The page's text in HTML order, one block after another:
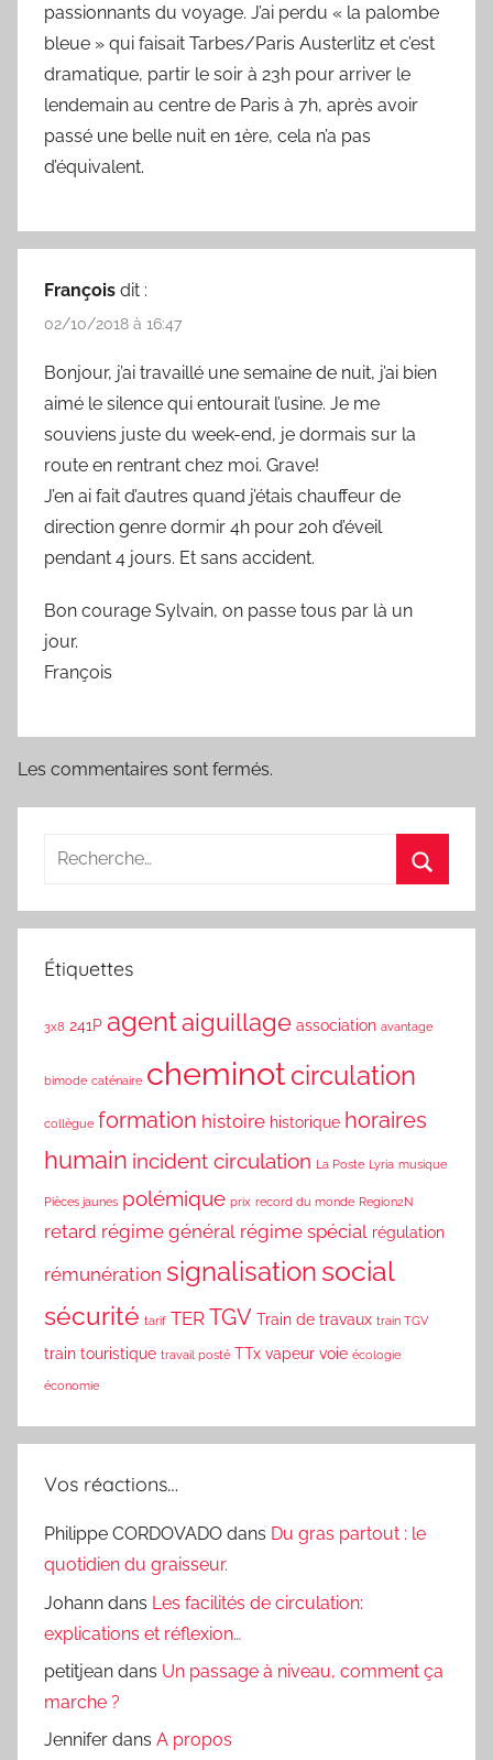
passionnants du voyage. J’ai perdu « la palombe
bleue » qui faisait Tarbes/Paris Austerlitz et c’est
dramatique, partir le soir à 23h pour arriver le
lendemain au centre de Paris à 7h, après avoir
passé une belle nuit en 1ère, cela n’a pas
d’équivalent.
François dit :
02/10/2018 à 16:47
Bonjour, j’ai travaillé une semaine de nuit, j’ai bien
aimé le silence qui entourait l’usine. Je me
souviens juste du week-end, je dormais sur la
route en rentrant chez moi. Grave!
J’en ai fait d’autres quand j’étais chauffeur de
direction genre dormir 4h pour 20h d’éveil
pendant 4 jours. Et sans accident.
Bon courage Sylvain, on passe tous par là un
jour.
François
Les commentaires sont fermés.
Étiquettes
3x8 241P agentaiguillage association avantage
bimode caténaire cheminotcirculation
collègue formation histoire historique horaires
humain incident circulation La Poste Lyria musique
Pièces jaunes polémique prix record du monde Region2N
retard régime général régime spécial régulation
rémunération signalisation social
sécurité tarif TER TGV Train de travaux train TGV
train touristique travail posté TTx vapeur voie écologie
économie
Vos réactions…
Philippe CORDOVADO dans Du gras partout : le
quotidien du graisseur.
Johann dans Les facilités de circulation:
explications et réflexion…
petitjean dans Un passage à niveau, comment ça
marche ?
Jennifer dans A propos